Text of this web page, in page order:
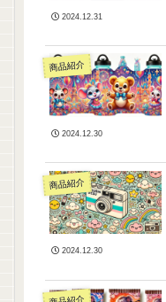
2024.12.31
商品紹介
2024.12.30
商品紹介
2024.12.30